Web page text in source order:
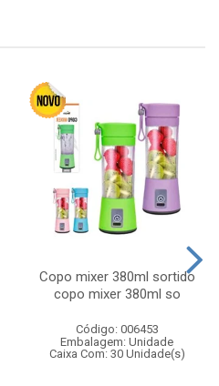
Copo mixer 380ml sortido
copo mixer 380ml so
Código: 006453
Embalagem: Unidade
Caixa Com: 30 Unidade(s)